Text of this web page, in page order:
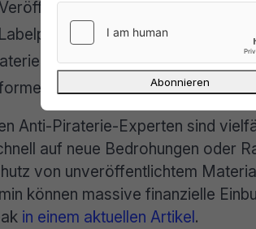
Dienste.
Anti-Piraterie-Experten sind
auf neue Bedrohungen oder
von unveröffentlichtem
können massive finanzielle
in einem aktuellen Artikel.